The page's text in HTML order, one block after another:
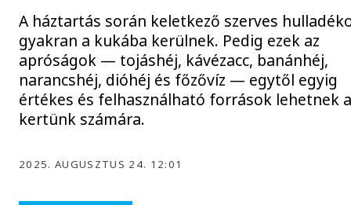
A háztartás során keletkező szerves
gyakran a kukába kerülnek. Pedig ezek az
apróságok — tojáshéj, kávézacc, banánhéj,
narancshéj, dióhéj és főzővíz — egytől egyig
értékes és felhasználható források lehetnek
kertünk számára.
2025. AUGUSZTUS 24. 12:01